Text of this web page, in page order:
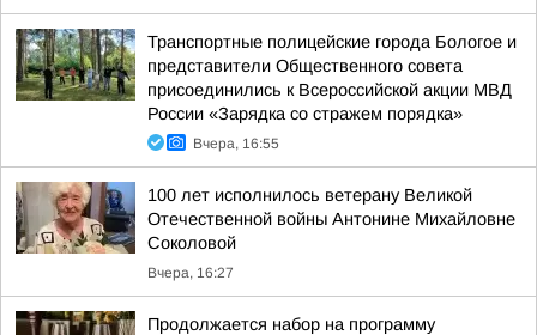
Транспортные полицейские города Бологое и
представители Общественного совета
присоединились к Всероссийской акции МВД
России «Зарядка со стражем порядка»
Вчера, 16:55
100 лет исполнилось ветерану Великой
Отечественной войны Антонине Михайловне
Соколовой
Вчера, 16:27
Продолжается набор на программу